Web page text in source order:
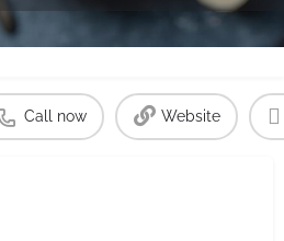
Call now Website